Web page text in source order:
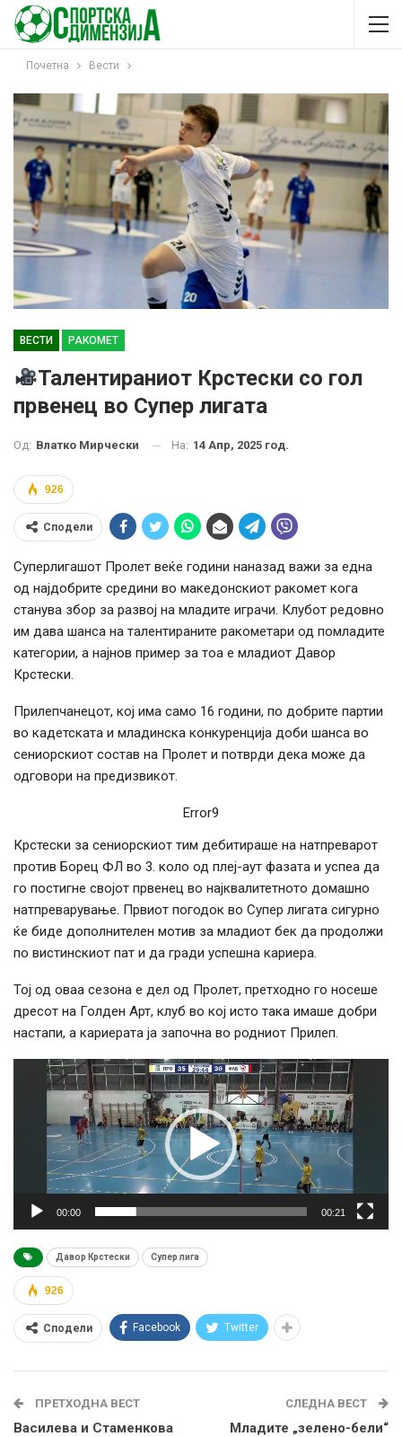
Почетна Вести
ВЕСТИ РАКОМЕТ
Талентираниот Крстески со гол
првенец во Супер лигата
Од: Влатко Мирчески На: 14 Апр, 2025 год.
926
Сподели
Суперлигашот Пролет веќе години наназад важи за една
од најдобрите средини во македонскиот ракомет кога
станува збор за развој на младите играчи. Клубот редовно
им дава шанса на талентираните ракометари од помладите
категории, а најнов пример за тоа е младиот Давор
Крстески.
Прилепчанецот, кој има само 16 години, по добрите партии
во кадетската и младинска конкуренција доби шанса во
сениорскиот состав на Пролет и потврди дека може да
одговори на предизвикот.
Error9
Крстески за сениорскиот тим дебитираше на натпреварот
против Борец ФЛ во 3. коло од плеј-аут фазата и успеа да
го постигне својот првенец во најквалитетното домашно
натпреварување. Првиот погодок во Супер лигата сигурно
ќе биде дополнителен мотив за младиот бек да продолжи
по вистинскиот пат и да гради успешна кариера.
Тој од оваа сезона е дел од Пролет, претходно го носеше
дресот на Голден Арт, клуб во кој исто така имаше добри
настапи, а кариерата ја започна во родниот Прилеп.
Видео
плејер
00:00 00:21
Давор Крстески Супер лига
926
Сподели Facebook Twitter
ПРЕТХОДНА ВЕСТ
Василева и Стаменкова
СЛЕДНА ВЕСТ
Младите „зелено-бели“